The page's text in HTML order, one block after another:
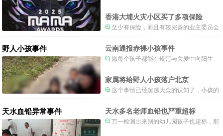
一种保护吧。
香港大埔火灾小区买了多项保险
至少有保险，而且有较完善的业主委员会
制度。
野人小孩事件 云南通报赤裸小孩事件
愿每个孩子都能在规范与关爱中向阳生
家属将给野人小孩落户北京
这个事情已经超越大众的认知了，小孩的
形体和状态已经畸形了，得尽快送医。
天水血铅异常事件 天水多名老师血铅也严重超标
万一检测出来别的幼儿园孩子也超标，那